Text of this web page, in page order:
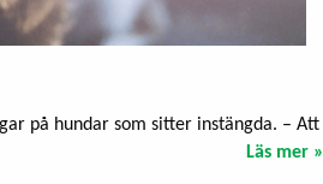
på hundar som sitter instängda. – Att
Läs mer »